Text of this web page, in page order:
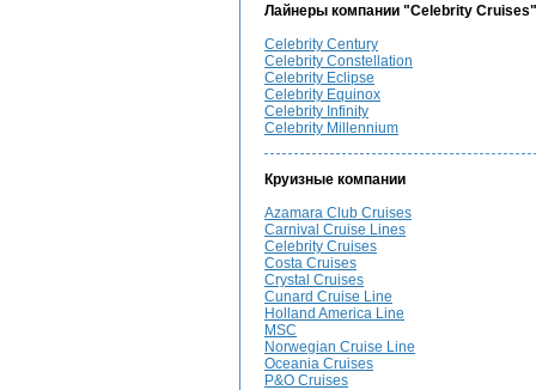
Лайнеры компании "Celebrity Cruises"
Celebrity Century
Celebrity Constellation
Celebrity Eclipse
Celebrity Equinox
Celebrity Infinity
Celebrity Millennium
Круизные компании
Azamara Club Cruises
Carnival Cruise Lines
Celebrity Cruises
Costa Cruises
Crystal Cruises
Cunard Cruise Line
Holland America Line
MSC
Norwegian Cruise Line
Oceania Cruises
P&O Cruises